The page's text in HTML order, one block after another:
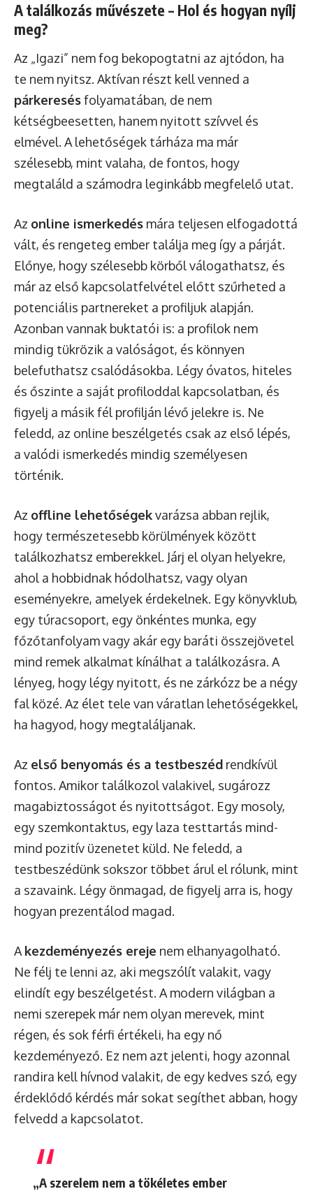
A találkozás művészete – Hol és hogyan nyílj
meg?
Az „Igazi” nem fog bekopogtatni az ajtódon, ha
te nem nyitsz. Aktívan részt kell venned a
párkeresésfolyamatában, de nem
kétségbeesetten, hanem nyitott szívvel és
elmével. A lehetőségek tárháza ma már
szélesebb, mint valaha, de fontos, hogy
megtaláld a számodra leginkább megfelelő utat.
Az online ismerkedés mára teljesen elfogadottá
vált, és rengeteg ember találja meg így a párját.
Előnye, hogy szélesebb körből válogathatsz, és
már az első kapcsolatfelvétel előtt szűrheted a
potenciális partnereket a profiljuk alapján.
Azonban vannak buktatói is: a profilok nem
mindig tükrözik a valóságot, és könnyen
belefuthatsz csalódásokba. Légy óvatos, hiteles
és őszinte a saját profiloddal kapcsolatban, és
figyelj a másik fél profilján lévő jelekre is. Ne
feledd, az online beszélgetés csak az első lépés,
a valódi ismerkedés mindig személyesen
történik.
Az offline lehetőségekvarázsa abban rejlik,
hogy természetesebb körülmények között
találkozhatsz emberekkel. Járj el olyan helyekre,
ahol a hobbidnak hódolhatsz, vagy olyan
eseményekre, amelyek érdekelnek. Egy könyvklub,
egy túracsoport, egy önkéntes munka, egy
főzőtanfolyam vagy akár egy baráti összejövetel
mind remek alkalmat kínálhat a találkozásra. A
lényeg, hogy légy nyitott, és ne zárkózz be a négy
fal közé. Az élet tele van váratlan lehetőségekkel,
ha hagyod, hogy megtaláljanak.
Az első benyomás és a testbeszéd rendkívül
fontos. Amikor találkozol valakivel, sugározz
magabiztosságot és nyitottságot. Egy mosoly,
egy szemkontaktus, egy laza testtartás mind-
mind pozitív üzenetet küld. Ne feledd, a
testbeszédünk sokszor többet árul el rólunk, mint
a szavaink. Légy önmagad, de figyelj arra is, hogy
hogyan prezentálod magad.
A kezdeményezés ereje nem elhanyagolható.
Ne félj te lenni az, aki megszólít valakit, vagy
elindít egy beszélgetést. A modern világban a
nemi szerepek már nem olyan merevek, mint
régen, és sok férfi értékeli, ha egy nő
kezdeményező. Ez nem azt jelenti, hogy azonnal
randira kell hívnod valakit, de egy kedves szó, egy
érdeklődő kérdés már sokat segíthet abban, hogy
felvedd a kapcsolatot.
„A szerelem nem a tökéletes ember